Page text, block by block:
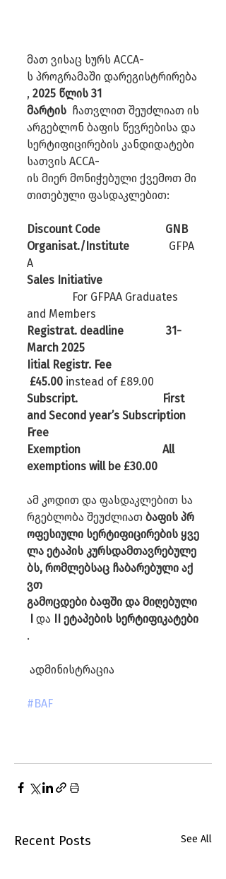
მათ ვისაც სურს ACCA-
ს პროგრამაში დარეგისტრირება
, 2025 წლის 31
მარტის ჩათვლით შეუძლიათ ის
არგებლონ ბაფის წევრებისა და
სერტიფიცირების კანდიდატები
სათვის ACCA-
ის მიერ მონიჭებული ქვემოთ მი
თითებული ფასდაკლებით:
Discount Code                       GNB
Organisat./Institute GFPA
A
Sales Initiative
For GFPAA Graduates
and Members
Registrat. deadline               31-
March 2025
Iitial Registr. Fee
£45.00 instead of £89.00
Subscript.                              First
and Second year’s Subscription
Free
Exemption                             All
exemptions will be £30.00
ამ კოდით და ფასდაკლებით სა
რგებლობა შეუძლიათ ბაფის პრ
ოფესიული სერტიფიცირების ყვე
ლა ეტაპის კურსდამთავრებულე
ბს, რომლებსაც ჩაბარებული აქ
ვთ
გამოცდები ბაფში და მიღებული
I და II ეტაპების სერტიფიკატები
.
ადმინისტრაცია
#BAF
Recent Posts See All